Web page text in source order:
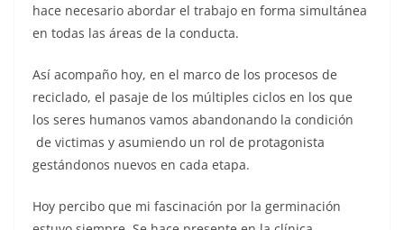
hace necesario abordar el trabajo en forma simultánea
en todas las áreas de la conducta.
Así acompaño hoy, en el marco de los procesos de
reciclado, el pasaje de los múltiples ciclos en los que
los seres humanos vamos abandonando la condición
de victimas y asumiendo un rol de protagonista
gestándonos nuevos en cada etapa.
Hoy percibo que mi fascinación por la germinación